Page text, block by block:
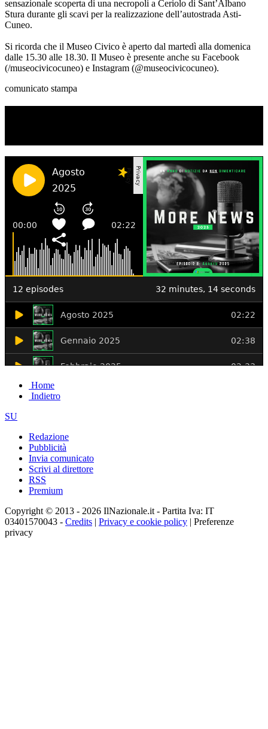
sensazionale scoperta di una necropoli a Ceriolo di Sant’Albano
Stura durante gli scavi per la realizzazione dell’autostrada Asti-
Cuneo.
Si ricorda che il Museo Civico è aperto dal martedì alla domenica
dalle 15.30 alle 18.30. Il Museo è presente anche su Facebook
(/museocivicocuneo) e Instagram (@museocivicocuneo).
comunicato stampa
Home
Indietro
SU
Redazione
Pubblicità
Invia comunicato
Scrivi al direttore
RSS
Premium
Copyright © 2013 - 2026 IlNazionale.it - Partita Iva: IT
03401570043 - Credits | Privacy e cookie policy | Preferenze
privacy